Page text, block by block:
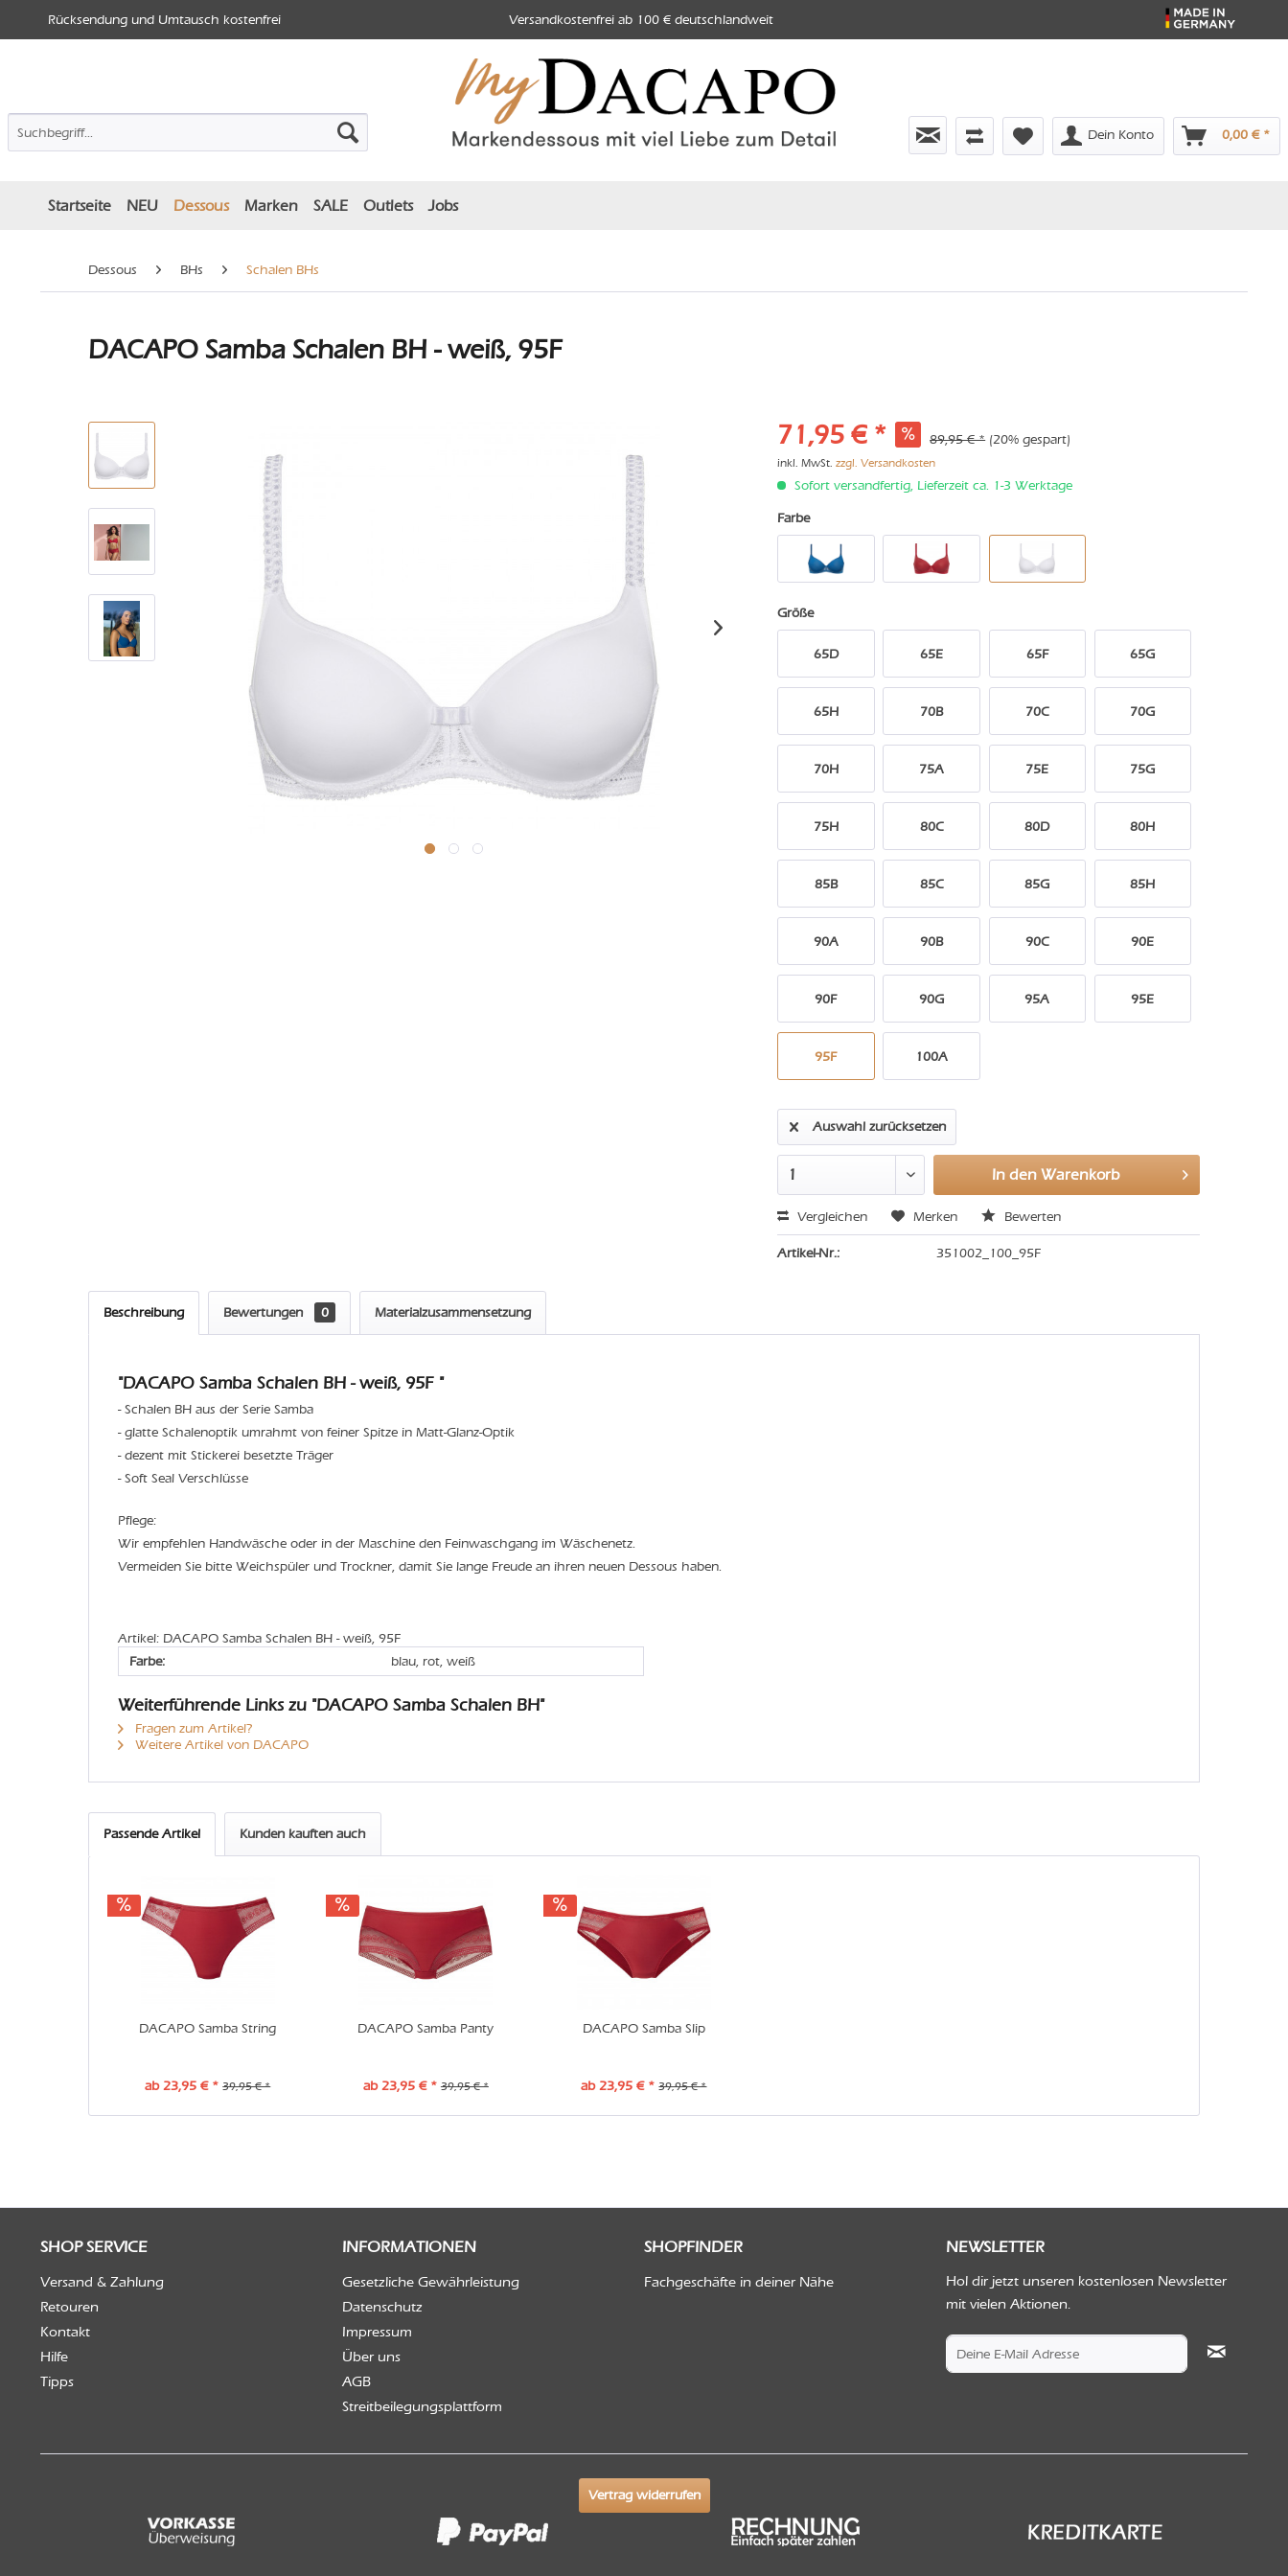
Rücksendung und Umtausch kostenfrei Versandkostenfrei ab 100 € deutschlandweit
Dein Konto 0,00 € *
Startseite NEU Dessous Marken SALE Outlets Jobs
Dessous BHs Schalen BHs
DACAPO Samba Schalen BH - weiß, 95F
71,95 € * 89,95 € * (20% gespart)
inkl. MwSt.zzgl. Versandkosten
Sofort versandfertig, Lieferzeit ca. 1-3 Werktage
Farbe
Größe
65D 65E 65F 65G
65H 70B 70C 70G
70H 75A 75E 75G
75H 80C 80D 80H
85B 85C 85G 85H
90A 90B 90C 90E
90F 90G 95A 95E
95F 100A
Auswahl zurücksetzen
In den Warenkorb
Vergleichen Merken Bewerten
Artikel-Nr.: 351002_100_95F
Beschreibung Bewertungen 0 Materialzusammensetzung
"DACAPO Samba Schalen BH - weiß, 95F "
- Schalen BH aus der Serie Samba
- glatte Schalenoptik umrahmt von feiner Spitze in Matt-Glanz-Optik
- dezent mit Stickerei besetzte Träger
- Soft Seal Verschlüsse
Pflege:
Wir empfehlen Handwäsche oder in der Maschine den Feinwaschgang im Wäschenetz.
Vermeiden Sie bitte Weichspüler und Trockner, damit Sie lange Freude an ihren neuen Dessous haben.
Artikel: DACAPO Samba Schalen BH - weiß, 95F
Farbe:
blau, rot, weiß
Weiterführende Links zu "DACAPO Samba Schalen BH"
Fragen zum Artikel?
Weitere Artikel von DACAPO
Passende Artikel Kunden kauften auch
DACAPO Samba String
ab 23,95 € * 39,95 € *
DACAPO Samba Panty
ab 23,95 € * 39,95 € *
DACAPO Samba Slip
ab 23,95 € * 39,95 € *
SHOP SERVICE
Versand & Zahlung
Retouren
Kontakt
Hilfe
Tipps
INFORMATIONEN
Gesetzliche Gewährleistung
Datenschutz
Impressum
Über uns
AGB
Streitbeilegungsplattform
SHOPFINDER
Fachgeschäfte in deiner Nähe
NEWSLETTER
Hol dir jetzt unseren kostenlosen Newsletter
mit vielen Aktionen.
Vertrag widerrufen